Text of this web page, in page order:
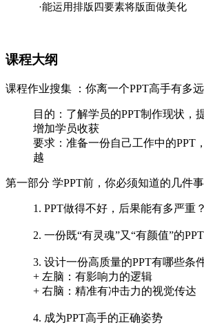
·能运用排版四要素将版面做美化
课程大纲
课程作业搜集 ：你离一个PPT高手有多远
目的：了解学员的PPT制作现状，
增加学员收获
要求：准备一份自己工作中的PPT
越
第一部分 学PPT前，你必须知道的几件事
1. PPT做得不好，后果能有多严重？
2. 一份既“有灵魂”又“有颜值”的
3. 设计一份高质量的PPT有哪些条
+ 左脑：有影响力的逻辑
+ 右脑：精准有冲击力的视觉传达
4. 成为PPT高手的正确姿势